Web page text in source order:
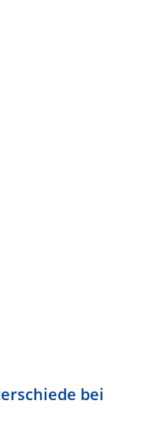
bei